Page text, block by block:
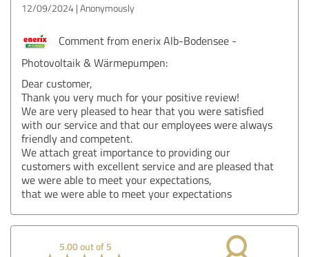
12/09/2024 Anonymously
Comment from enerix Alb-Bodensee -
Photovoltaik & Wärmepumpen:
Dear customer,
Thank you very much for your positive review!
We are very pleased to hear that you were satisfied
with our service and that our employees were always
friendly and competent.
We attach great importance to providing our
customers with excellent service and are pleased that
we were able to meet your expectations,
that we were able to meet your expectations
5.00 out of 5